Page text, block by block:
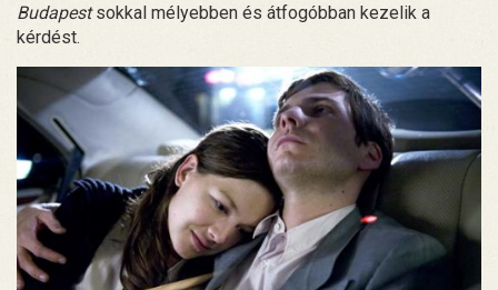
Budapestsokkal mélyebben és átfogóbban kezelik a
kérdést.